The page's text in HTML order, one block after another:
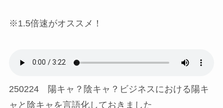
※1.5倍速がオススメ！
250224 陽キャ？陰キャ？ビジネスにおける陽キ
ャと陰キャを言語化しておきました